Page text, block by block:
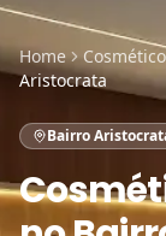
Home
Aristocrata
Bairro